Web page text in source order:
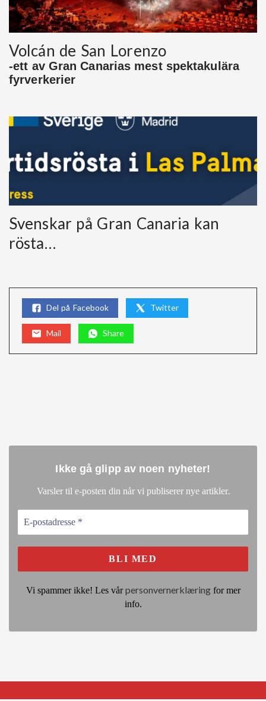
Volcán de San Lorenzo
-ett av Gran Canarias mest spektakulära
fyrverkerier
Svenskar på Gran Canaria kan
rösta…
Del på Facebook Twitter
Mail Share
Ikke gå glipp av noen nyheter!
Varsler til e-posten din når vi publiserer nye artikler.
Vi spammer ikke! Les vårpersonvernerklæringfor mer
info.